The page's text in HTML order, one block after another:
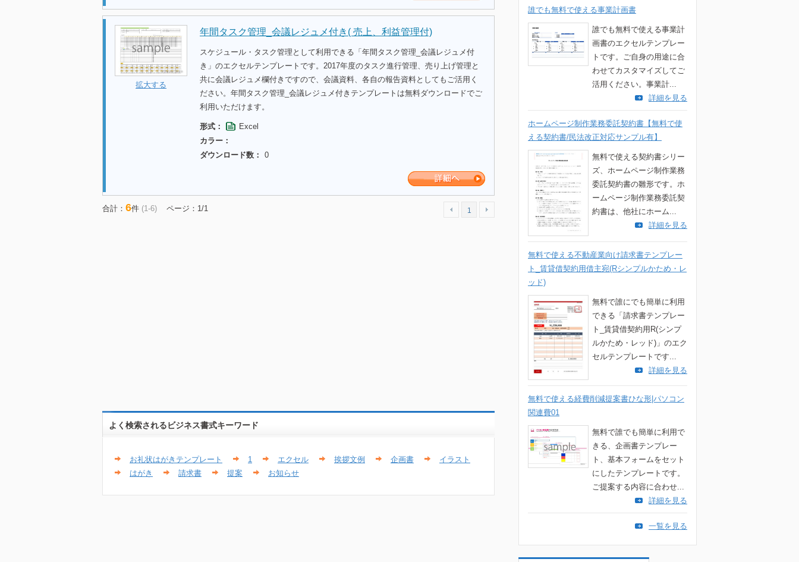
拡大する
年間タスク管理_会議レジュメ付き( 売上、利益管理付)
スケジュール・タスク管理として利用できる「年間タスク管理_会議レジュメ付
き」のエクセルテンプレートです。2017年度のタスク進行管理、売り上げ管理と
共に会議レジュメ欄付きですので、会議資料、各自の報告資料としてもご活用く
ださい。年間タスク管理_会議レジュメ付きテンプレートは無料ダウンロードでご
利用いただけます。
形式：
Excel
カラー：
ダウンロード数：
0
合計： 6件 (1-6) ページ：1/1 1
よく検索されるビジネス書式キーワード
お礼状はがきテンプレート 1 エクセル 挨拶文例 企画書
イラスト
はがき
請求書 提案 お知らせ
誰でも無料で使える事業計画書
誰でも無料で使える事業計
画書のエクセルテンプレー
トです。ご自身の用途に合
わせてカスタマイズしてご
活用ください。事業計...
詳細を見る
ホームページ制作業務委託契約書【無料で使
える契約書/民法改正対応サンプル有】
無料で使える契約書シリー
ズ、ホームページ制作業務
委託契約書の雛形です。ホ
ームページ制作業務委託契
約書は、他社にホーム...
詳細を見る
無料で使える不動産業向け請求書テンプレー
ト_賃貸借契約用借主宛(Rシンプルかため・レ
ッド)
無料で誰にでも簡単に利用
できる「請求書テンプレー
ト_賃貸借契約用R(シンプ
ルかため・レッド)」のエク
セルテンプレートです...
詳細を見る
無料で使える経費削減提案書ひな形|パソコン
関連費01
無料で誰でも簡単に利用で
きる、企画書テンプレー
ト、基本フォームをセット
にしたテンプレートです。
ご提案する内容に合わせ...
詳細を見る
一覧を見る